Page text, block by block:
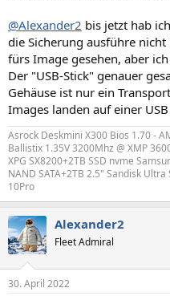
@Alexander2 bis jetzt hab
die Sicherung ausführe
fürs Image gesehen, aber
Der "USB-Stick" genauer
Gehäuse ist nur ein
Images landen auf einer
Asrock Deskmini X300 Bios 1.70 -
Ballistix 1.35V 3200Mhz @ XMP
XPG SX8200+2TB SSD nvme
NAND SATA+2TB 2.5" Sandisk
10Pro
Alexander2
Fleet Admiral
30. April 2022